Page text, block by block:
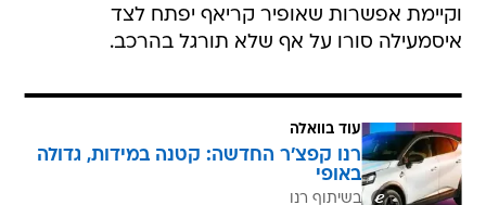
וקיימת אפשרות שאופיר קריאף יפתח לצד
איסמעילה סורו על אף שלא תורגל בהרכב.
עוד בוואלה
רנו קפצ'ר החדשה: קטנה במידות, גדולה
באופי
בשיתוף רנו